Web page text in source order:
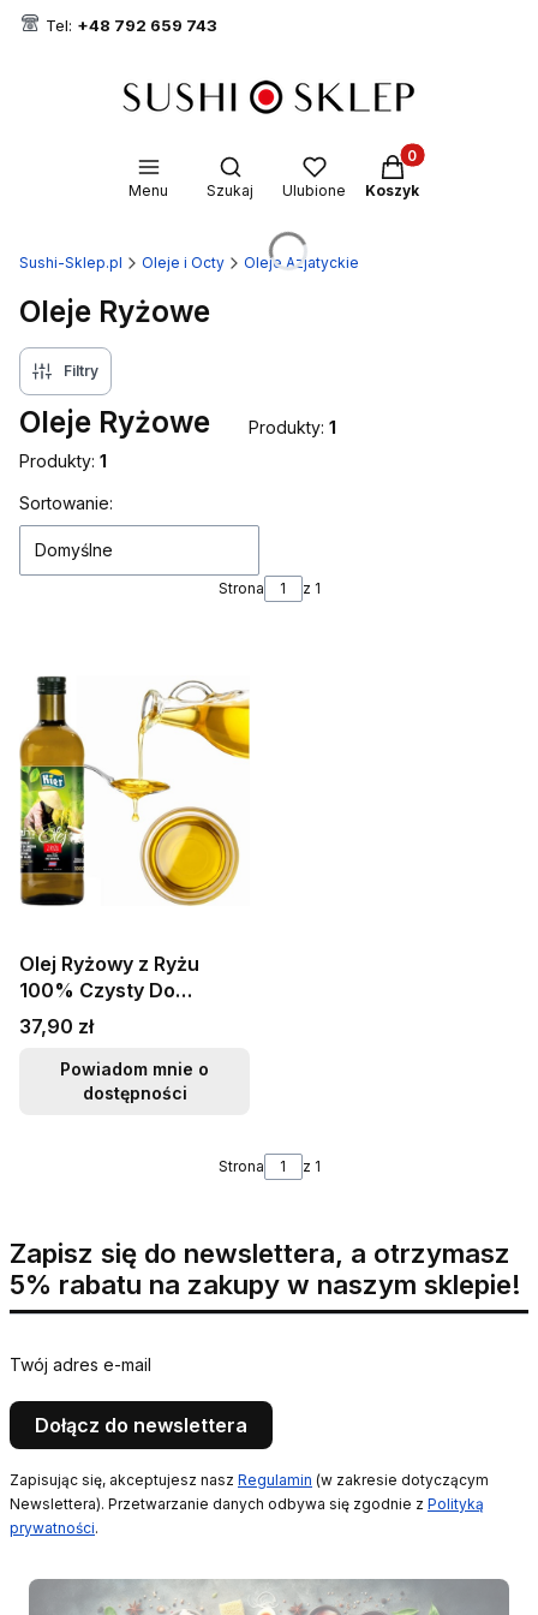
Tel: +48 792 659 743
Menu
Otwórz wyszukiwarkę
Szukaj Ulubione
Produkty w
Koszyk
Sushi-Sklep.pl Oleje i Octy Oleje Azjatyckie
Oleje Ryżowe
Filtry
Oleje Ryżowe Produkty: 1
Produkty: 1
Lista produktów
Sortowanie:
Domyślne
Strona z 1
Olej Ryżowy z Ryżu
100% Czysty Do
Sałatek Woka Stir-Fry 1
Litr 1000ml KIER
Cena
37,90 zł
Powiadom mnie o
dostępności
Strona z 1
Zapisz się do newslettera, a otrzymasz
5% rabatu na zakupy w naszym sklepie!
Twój adres e-mail
Dołącz do newslettera
Zapisując się, akceptujesz nasz Regulamin (w zakresie dotyczącym
Newslettera). Przetwarzanie danych odbywa się zgodnie z Polityką
prywatności.